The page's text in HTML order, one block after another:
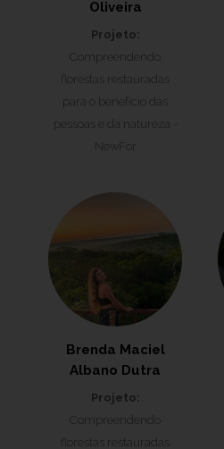
Oliveira
Projeto:
Compreendendo
florestas restauradas
para o benefício das
pessoas e da natureza -
NewFor
Brenda Maciel
Albano Dutra
Projeto:
Compreendendo
florestas restauradas